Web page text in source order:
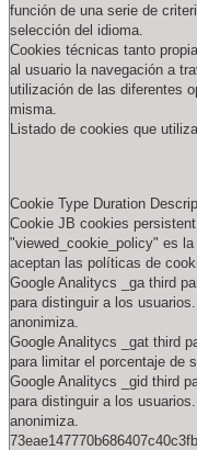
función de una serie de
selección del idioma.
Cookies técnicas tanto
al usuario la navegación a
utilización de las diferentes
misma.
Listado de cookies que
Cookie Type Duration
Cookie JB cookies
"viewed_cookie_policy" es
aceptan las políticas de
Google Analitycs _ga
para distinguir a los
anonimiza.
Google Analitycs _gat third
para limitar el porcentaje de
Google Analitycs _gid third
para distinguir a los
anonimiza.